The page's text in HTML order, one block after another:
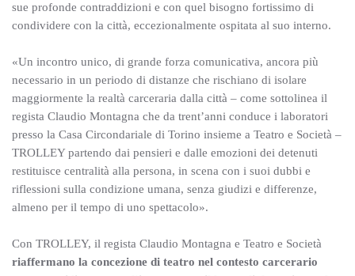
sue profonde contraddizioni e con quel bisogno fortissimo di
condividere con la città, eccezionalmente ospitata al suo interno.
«Un incontro unico, di grande forza comunicativa, ancora più
necessario in un periodo di distanze che rischiano di isolare
maggiormente la realtà carceraria dalla città – come sottolinea il
regista Claudio Montagna che da trent’anni conduce i laboratori
presso la Casa Circondariale di Torino insieme a Teatro e Società –
TROLLEY partendo dai pensieri e dalle emozioni dei detenuti
restituisce centralità alla persona, in scena con i suoi dubbi e
riflessioni sulla condizione umana, senza giudizi e differenze,
almeno per il tempo di uno spettacolo».
Con TROLLEY, il regista Claudio Montagna e Teatro e Società
riaffermano la concezione di teatro nel contesto carcerario